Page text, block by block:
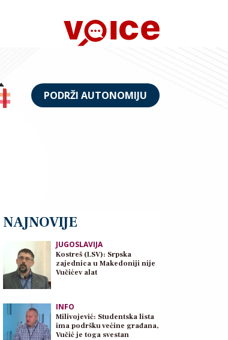
PODRŽI AUTONOMIJU
NAJNOVIJE
JUGOSLAVIJA
Kostreš (LSV): Srpska
zajednica u Makedoniji nije
Vučićev alat
INFO
Milivojević: Studentska lista
ima podršku većine građana,
Vučić je toga svestan